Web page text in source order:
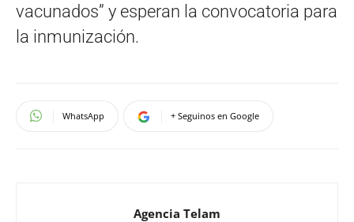
vacunados” y esperan la convocatoria para
la inmunización.
WhatsApp + Seguinos en Google
Agencia Telam